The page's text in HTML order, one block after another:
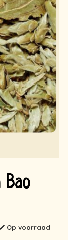
Bao
Op voorraad